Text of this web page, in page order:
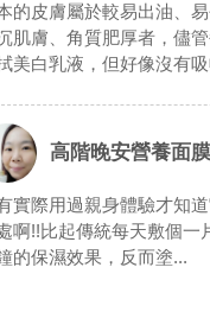
的皮膚屬於較易出油、易
肌膚、角質肥厚者，儘
美白乳液，但好像沒有
高階晚安營養面膜
實際用過親身體驗才知
啊!!比起傳統每天敷個一
的保濕效果，反而塗...